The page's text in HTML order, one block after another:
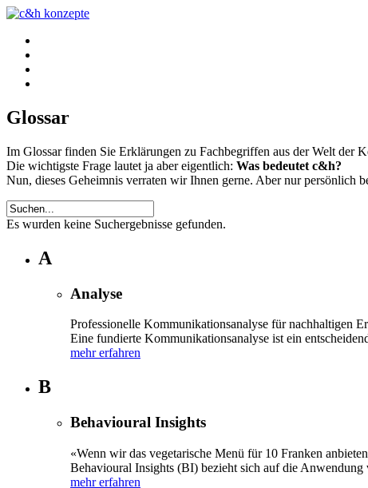
Glossar
Im Glossar finden Sie Erklärungen zu Fachbegriffen aus der Welt der
Die wichtigste Frage lautet ja aber eigentlich: Was bedeutet c&h?
Nun, dieses Geheimnis verraten wir Ihnen gerne. Aber nur persönlich
Es wurden keine Suchergebnisse gefunden.
A
Analyse
Professionelle Kommunikationsanalyse für nachhaltigen
Eine fundierte Kommunikationsanalyse ist ein
mehr erfahren
B
Behavioural Insights
«Wenn wir das vegetarische Menü für 10 Franken
Behavioural Insights (BI) bezieht sich auf die
mehr erfahren